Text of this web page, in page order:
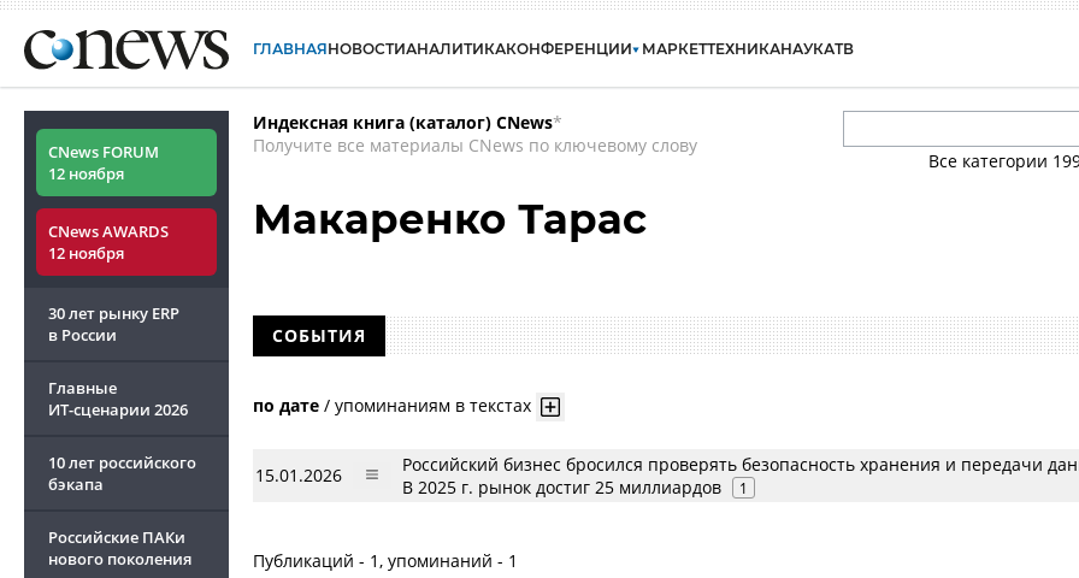
ГЛАВНАЯНОВОСТИАНАЛИТИКАКОНФЕРЕНЦИИ МАРКЕТТЕХНИКАНАУКАТВ
CNews FORUM
12 ноября
CNews AWARDS
12 ноября
30 лет рынку ERP
в России
Главные
ИТ-сценарии 2026
10 лет российского
бэкапа
Российские ПАКи
нового поколения
Индексная книга (каталог) CNews*
Получите все материалы CNews по ключевому слову
Все категории
Макаренко Тарас
СОБЫТИЯ
по дате / упоминаниям в текстах
15.01.2026
Российский бизнес бросился проверять безопасность хранения и передачи
В 2025 г. рынок достиг 25 миллиардов
1
Публикаций - 1, упоминаний - 1